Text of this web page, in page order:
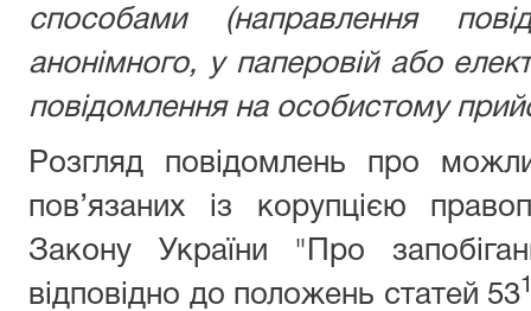
способами (направлення
анонімного, у паперовій або
повідомлення на особистому
Розгляд повідомлень про
пов’язаних із корупцією
Закону України "Про
відповідно до положень статей 53